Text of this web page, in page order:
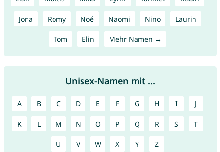
Jona Romy Noé Naomi Nino Laurin
Tom Elin Mehr Namen →
Unisex-Namen mit ...
A B C D E F G H I J
K L M N O P Q R S T
U V W X Y Z